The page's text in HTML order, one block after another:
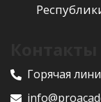
Горячая